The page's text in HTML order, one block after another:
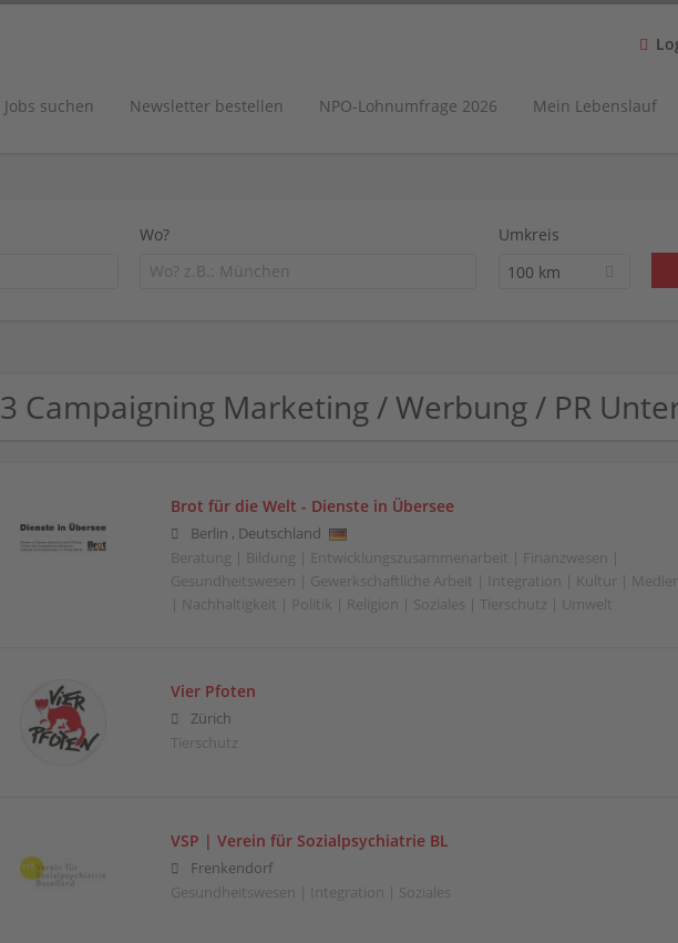
Jobs suchen Newsletter bestellen NPO-Lohnumfrage 2026 Mein Lebenslauf
Wo?
Umkreis
100 km
3 Campaigning Marketing / Werbung / PR
Brot für die Welt - Dienste in Übersee
Berlin , Deutschland
Beratung | Bildung | Entwicklungszusammenarbeit | Finanzwesen |
Gesundheitswesen | Gewerkschaftliche Arbeit | Integration | Kultur |
| Nachhaltigkeit | Politik | Religion | Soziales | Tierschutz | Umwelt
Vier Pfoten
Zürich
Tierschutz
VSP | Verein für Sozialpsychiatrie BL
Frenkendorf
Gesundheitswesen | Integration | Soziales